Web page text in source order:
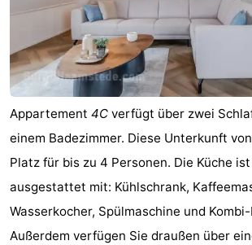
Kop
van
Schouwen
Veere
Natur
Oranjezon
-
Oostkapelle
-
Natur
de
Mantelingen
-
Domburg
-
Zoutelande
-
Appartement 4C verfügt über zwei
einem Badezimmer. Diese Unterkunft
Platz für bis zu 4 Personen. Die Küche
ausgestattet mit: Kühlschrank,
Wasserkocher, Spülmaschine und
Außerdem verfügen Sie draußen über